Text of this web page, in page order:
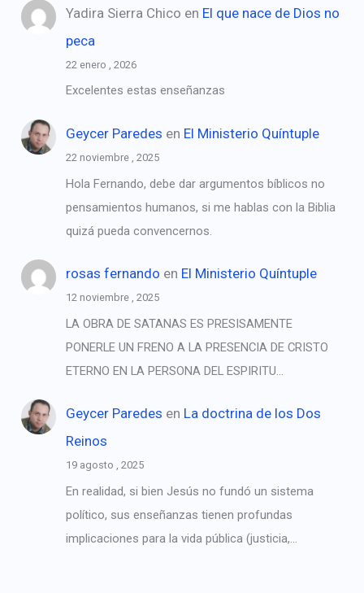
Yadira Sierra Chico en El que nace de Dios no
peca
22 enero , 2026
Excelentes estas enseñanzas
Geycer Paredes en El Ministerio Quíntuple
22 noviembre , 2025
Hola Fernando, debe dar argumentos bíblicos no
pensamientos humanos, si me hablas con la Biblia
quizá pueda convencernos.
rosas fernando en El Ministerio Quíntuple
12 noviembre , 2025
LA OBRA DE SATANAS ES PRESISAMENTE
PONERLE UN FRENO A LA PRESENCIA DE CRISTO
ETERNO EN LA PERSONA DEL ESPIRITU…
Geycer Paredes en La doctrina de los Dos
Reinos
19 agosto , 2025
En realidad, si bien Jesús no fundó un sistema
político, sus enseñanzas tienen profundas
implicaciones para la vida pública (justicia,…